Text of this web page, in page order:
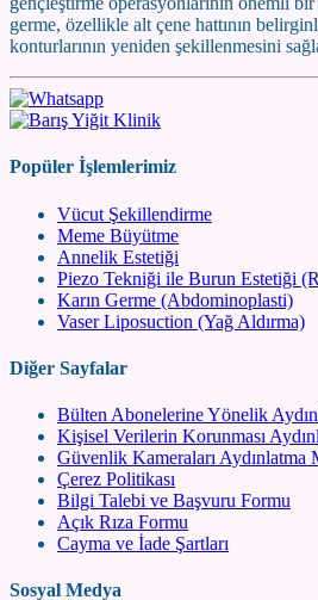
germe, özellikle alt çene hattının
konturlarının yeniden şekillenmesini
Popüler İşlemlerimiz
Vücut Şekillendirme
Meme Büyütme
Annelik Estetiği
Piezo Tekniği ile Burun Estetiği
Karın Germe (Abdominoplasti)
Vaser Liposuction (Yağ Aldırma)
Diğer Sayfalar
Bülten Abonelerine Yönelik
Kişisel Verilerin Korunması
Güvenlik Kameraları Aydınlatma
Çerez Politikası
Bilgi Talebi ve Başvuru Formu
Açık Rıza Formu
Cayma ve İade Şartları
Sosyal Medya